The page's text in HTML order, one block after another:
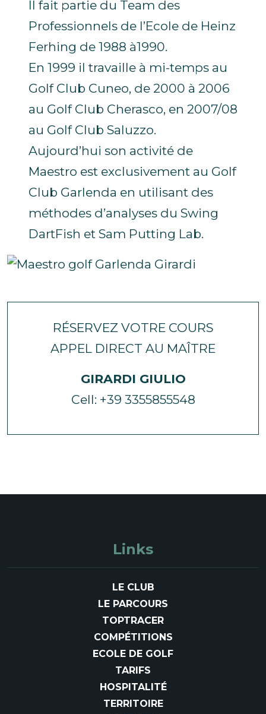
Il fait partie du Team des
Professionnels de l’Ecole de Heinz
Ferhing de 1988 à1990.
En 1999 il travaille à mi-temps au
Golf Club Cuneo, de 2000 à 2006
au Golf Club Cherasco, en 2007/08
au Golf Club Saluzzo.
Aujourd’hui son activité de
Maestro est exclusivement au Golf
Club Garlenda en utilisant des
méthodes d’analyses du Swing
DartFish et Sam Putting Lab.
RÉSERVEZ VOTRE COURS
APPEL DIRECT AU MAÎTRE
GIRARDI GIULIO
Cell: +39 3355855548
Links
LE CLUB
LE PARCOURS
TOPTRACER
COMPÉTITIONS
ECOLE DE GOLF
TARIFS
HOSPITALITÉ
TERRITOIRE